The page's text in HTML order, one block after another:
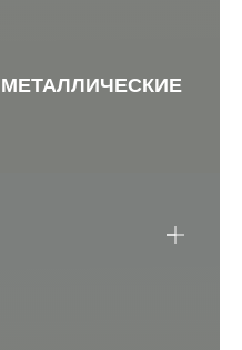
МЕТАЛЛИЧЕСКИЕ